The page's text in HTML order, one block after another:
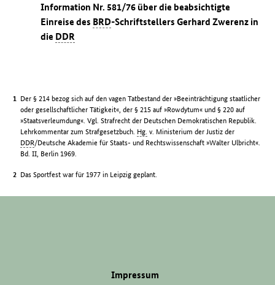
Information Nr. 581/76 über die beabsichtigte
Einreise des BRD-Schriftstellers Gerhard Zwerenz in
die DDR
Der § 214 bezog sich auf den vagen Tatbestand der »Beeinträchtigung staatlicher
oder gesellschaftlicher Tätigkeit«, der § 215 auf »Rowdytum« und § 220 auf
»Staatsverleumdung«. Vgl. Strafrecht der Deutschen Demokratischen Republik.
Lehrkommentar zum Strafgesetzbuch. Hg. v. Ministerium der Justiz der
DDR/Deutsche Akademie für Staats- und Rechtswissenschaft »Walter Ulbricht«.
Bd. II, Berlin 1969.
Das Sportfest war für 1977 in Leipzig geplant.
Impressum